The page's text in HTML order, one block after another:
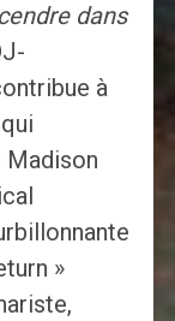
dans
à
Madison
»